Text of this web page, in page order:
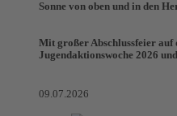
Sonne von oben und in den
Mit großer Abschlussfeier auf
Jugendaktionswoche 2026
09.07.2026